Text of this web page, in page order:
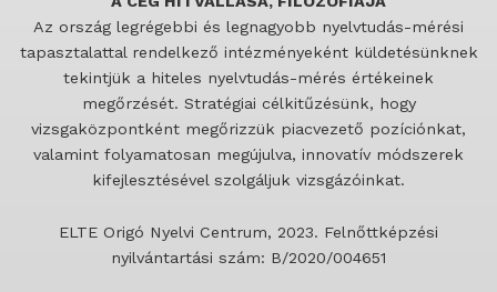
Az ország legrégebbi és legnagyobb nyelvtudás-mérési
tapasztalattal rendelkező intézményeként küldetésünknek
tekintjük a hiteles nyelvtudás-mérés értékeinek
megőrzését. Stratégiai célkitűzésünk, hogy
vizsgaközpontként megőrizzük piacvezető pozíciónkat,
valamint folyamatosan megújulva, innovatív módszerek
kifejlesztésével szolgáljuk vizsgázóinkat.
ELTE Origó Nyelvi Centrum, 2023. Felnőttképzési
nyilvántartási szám: B/2020/004651